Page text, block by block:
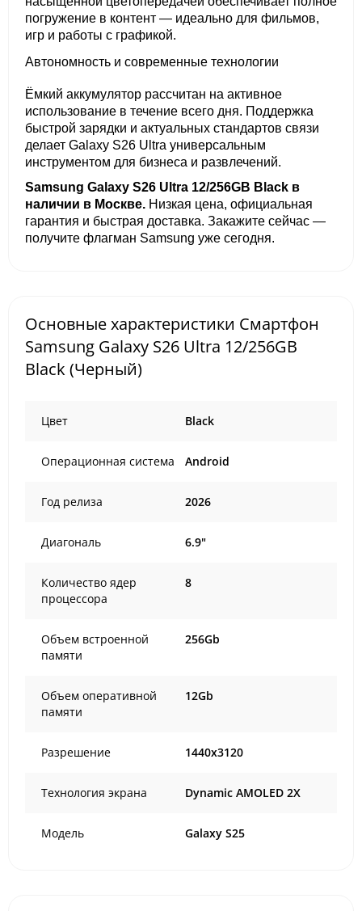
погружение в контент — идеально для фильмов,
игр и работы с графикой.
Автономность и современные технологии
Ёмкий аккумулятор рассчитан на активное
использование в течение всего дня. Поддержка
быстрой зарядки и актуальных стандартов связи
делает Galaxy S26 Ultra универсальным
инструментом для бизнеса и развлечений.
Samsung Galaxy S26 Ultra 12/256GB Black в
наличии в Москве. Низкая цена, официальная
гарантия и быстрая доставка. Закажите сейчас —
получите флагман Samsung уже сегодня.
Основные характеристики Смартфон
Samsung Galaxy S26 Ultra 12/256GB
Black (Черный)
Цвет Black
Операционная система Android
Год релиза 2026
Диагональ 6.9"
Количество ядер
процессора
8
Объем встроенной
памяти
256Gb
Объем оперативной
памяти
12Gb
Разрешение 1440x3120
Технология экрана Dynamic AMOLED 2X
Модель Galaxy S25